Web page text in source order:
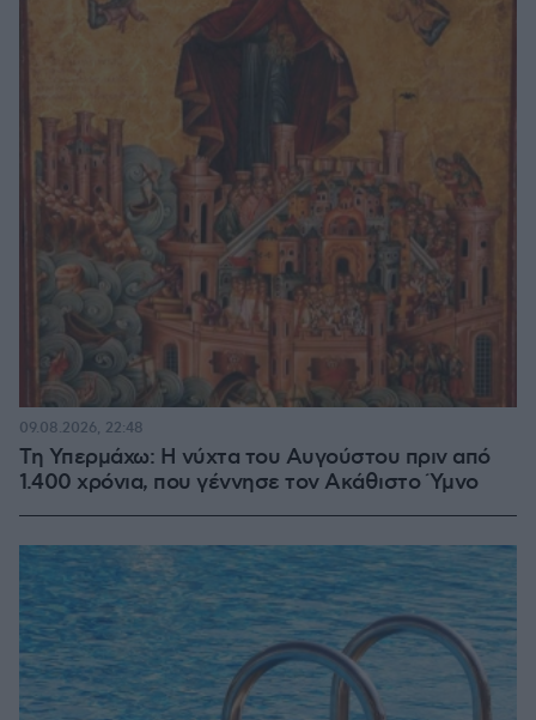
Τη Υπερμάχω: Η νύχτα του Αυγούστου πριν από
1.400 χρόνια, που γέννησε τον Ακάθιστο Ύμνο
09.08.2026, 22:48